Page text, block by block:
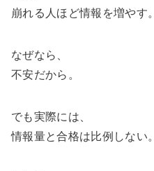
崩れる人ほど情報を増やす。
なぜなら、
不安だから。
でも実際には、
情報量と合格は比例しない。